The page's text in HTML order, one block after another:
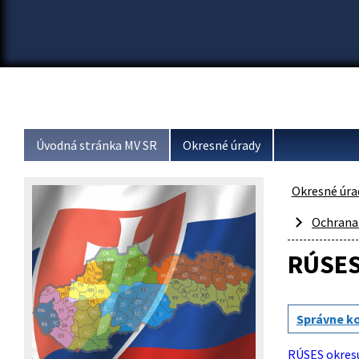
Úvodná stránka MV SR Okresné úrady
Okresné
Správne
RÚSES